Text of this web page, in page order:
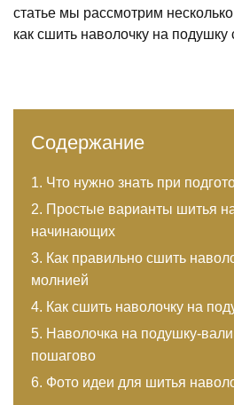
статье мы рассмотрим
как сшить наволочку на
Содержание
Что нужно знать при
Простые варианты шитья
начинающих
Как правильно сшить
молнией
Как сшить наволочку на
Наволочка на подушку-
пошагово
Фото идеи для шитья